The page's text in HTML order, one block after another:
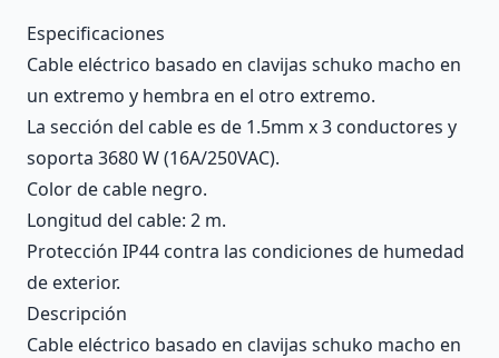
Description
Especificaciones
Cable eléctrico basado en clavijas schuko macho en
un extremo y hembra en el otro extremo.
La sección del cable es de 1.5mm x 3 conductores y
soporta 3680 W (16A/250VAC).
Color de cable negro.
Longitud del cable: 2 m.
Protección IP44 contra las condiciones de humedad
de exterior.
Descripción
Cable eléctrico basado en clavijas schuko macho en